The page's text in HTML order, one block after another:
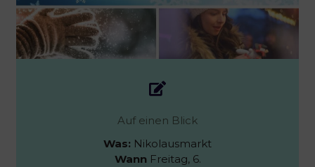
Auf einen Blick
Was: Nikolausmarkt
WannFreitag, 6.